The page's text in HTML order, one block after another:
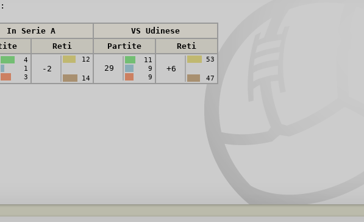
In Serie A
VS Udinese
Reti Partite Reti
4
1
3
-2
12
14
29
11
9
9
+6
53
47